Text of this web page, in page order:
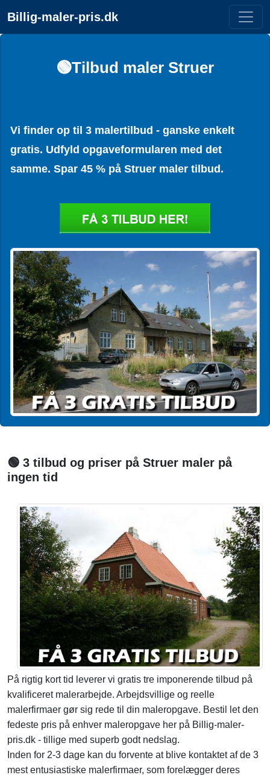
Billig-maler-pris.dk
🟢Tilbud maler Struer
Vi finder op til 3 malertilbud - ganske enkelt
gratis. Udfyld opgaveformularen med det
samme. Spar 45 % på Struer maler tilbud.
🟢 3 tilbud og priser på Struer maler på
ingen tid
På rigtig kort tid leverer vi gratis tre imponerende tilbud på
kvalificeret malerarbejde. Arbejdsvillige og reelle
malerfirmaer gør sig rede til din maleropgave. Bestil let den
fedeste pris på enhver maleropgave her på Billig-maler-
pris.dk - tillige med superb godt nedslag.
Inden for 2-3 dage kan du forvente at blive kontaktet af de 3
mest entusiastiske malerfirmaer, som forelægger deres